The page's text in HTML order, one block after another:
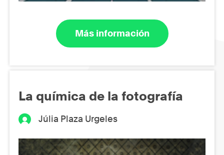
Más información
La química de la fotografía
Júlia Plaza Urgeles